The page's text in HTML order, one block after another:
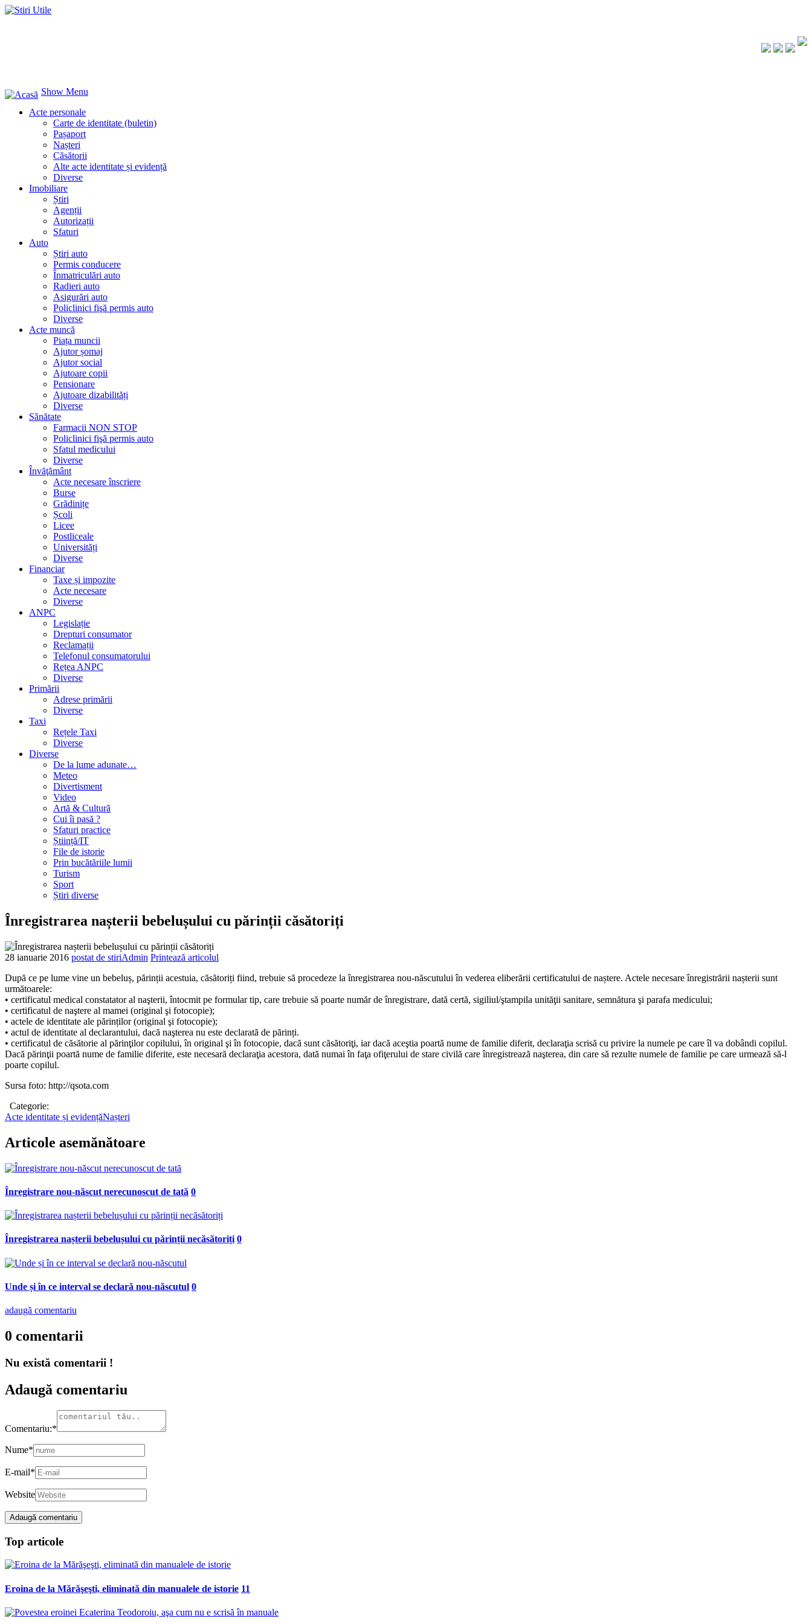
Show Menu
Acte personale
Carte de identitate (buletin)
Pașaport
Nașteri
Căsătorii
Alte acte identitate și evidență
Diverse
Imobiliare
Știri
Agenții
Autorizații
Sfaturi
Auto
Știri auto
Permis conducere
Înmatriculări auto
Radieri auto
Asigurări auto
Policlinici fişă permis auto
Diverse
Acte muncă
Piața muncii
Ajutor șomaj
Ajutor social
Ajutoare copii
Pensionare
Ajutoare dizabilități
Diverse
Sănătate
Farmacii NON STOP
Policlinici fişă permis auto
Sfatul medicului
Diverse
Învăţământ
Acte necesare înscriere
Burse
Grădinițe
Școli
Licee
Postliceale
Universități
Diverse
Financiar
Taxe și impozite
Acte necesare
Diverse
ANPC
Legislație
Drepturi consumator
Reclamații
Telefonul consumatorului
Rețea ANPC
Diverse
Primării
Adrese primării
Diverse
Taxi
Rețele Taxi
Diverse
Diverse
De la lume adunate…
Meteo
Divertisment
Video
Artă & Cultură
Cui îi pasă ?
Sfaturi practice
Știință/IT
File de istorie
Prin bucătăriile lumii
Turism
Sport
Știri diverse
Înregistrarea nașterii bebelușului cu părinții căsătoriți
28 ianuarie 2016 postat de stiriAdmin Printează articolul
După ce pe lume vine un bebeluș, părinții acestuia, căsătoriți fiind, trebuie să procedeze la înregistrarea nou-născutului în vederea eliberării certificatului de naștere. Actele necesare înregistrării nașterii sunt
următoarele:
• certificatul medical constatator al naşterii, întocmit pe formular tip, care trebuie să poarte număr de înregistrare, dată certă, sigiliul/ştampila unităţii sanitare, semnătura şi parafa medicului;
• certificatul de naştere al mamei (original şi fotocopie);
• actele de identitate ale părinților (original şi fotocopie);
• actul de identitate al declarantului, dacă naşterea nu este declarată de părinți.
• certificatul de căsătorie al părinţilor copilului, în original şi în fotocopie, dacă sunt căsătoriţi, iar dacă aceştia poartă nume de familie diferit, declaraţia scrisă cu privire la numele pe care îl va dobândi copilul.
Dacă părinţii poartă nume de familie diferite, este necesară declaraţia acestora, dată numai în faţa ofiţerului de stare civilă care înregistrează naşterea, din care să rezulte numele de familie pe care urmează să-l
poarte copilul.
Sursa foto: http://qsota.com
Categorie:
Acte identitate și evidențăNașteri
Articole asemănătoare
Înregistrare nou-născut nerecunoscut de tată 0
Înregistrarea nașterii bebelușului cu părinții necăsătoriți 0
Unde și în ce interval se declară nou-născutul 0
adaugă comentariu
0 comentarii
Nu există comentarii !
Adaugă comentariu
Comentariu:*
Nume*
E-mail*
Website
Top articole
Eroina de la Mărăşeşti, eliminată din manualele de istorie 11